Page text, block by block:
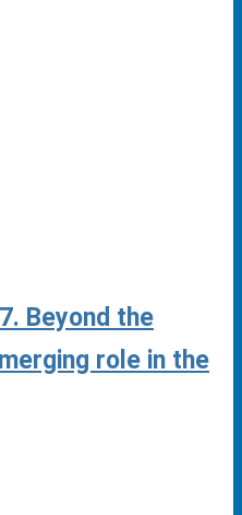
Beyond the
role in the